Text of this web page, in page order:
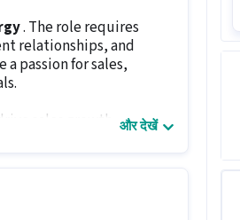
. The role requires
relationships, and
passion for sales,
sales growth.
और देखें